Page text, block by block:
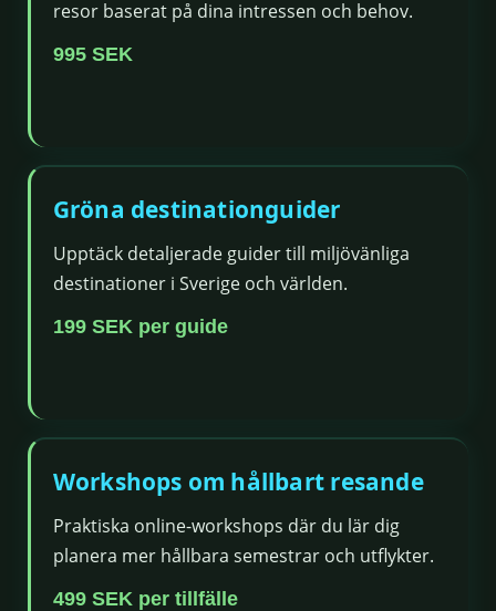
resor baserat på dina intressen och behov.
995 SEK
Gröna destinationguider
Upptäck detaljerade guider till miljövänliga
destinationer i Sverige och världen.
199 SEK per guide
Workshops om hållbart resande
Praktiska online-workshops där du lär dig
planera mer hållbara semestrar och utflykter.
499 SEK per tillfälle